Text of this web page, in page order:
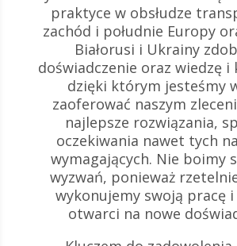
praktyce w obsłudze
zachód i południe Europy
Białorusi i Ukrainy
doświadczenie oraz wiedzę i
dzięki którym jesteśmy
zaoferować naszym
najlepsze rozwiązania,
oczekiwania nawet tych
wymagających. Nie boimy
wyzwań, ponieważ
wykonujemy swoją pracę
otwarci na nowe